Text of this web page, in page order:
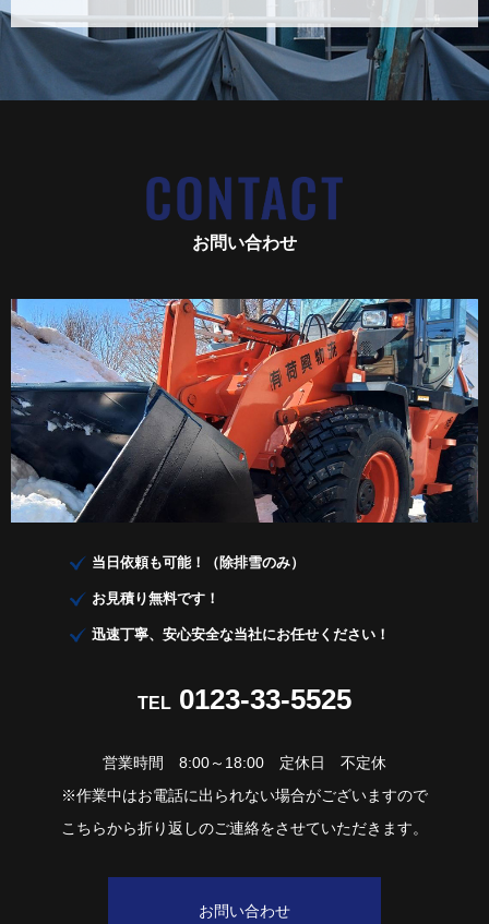
お問い合わせ
当日依頼も可能！（除排雪のみ）
お見積り無料です！
迅速丁寧、安心安全な当社にお任せください！
TEL 0123-33-5525
営業時間 8:00～18:00 定休日 不定休
※作業中はお電話に出られない場合がございますので
こちらから折り返しのご連絡をさせていただきます。
お問い合わせ